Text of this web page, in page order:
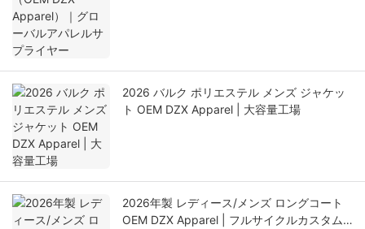
2026 バルク ポリエステル メンズ ジャケッ
ト OEM DZX Apparel | 大容量工場
2026年製 レディース/メンズ ロングコート
OEM DZX Apparel | フルサイクルカスタム